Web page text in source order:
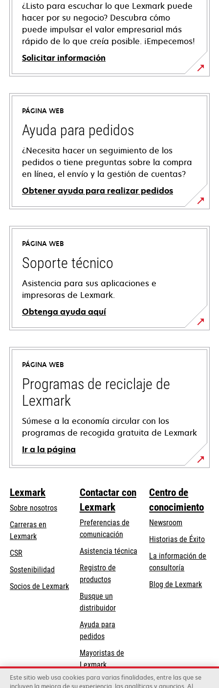
¿Listo para escuchar lo que Lexmark puede
hacer por su negocio? Descubra cómo
puede impulsar el valor empresarial más
rápido de lo que creía posible. ¡Empecemos!
Solicitar información
PÁGINA WEB
Ayuda para pedidos
¿Necesita hacer un seguimiento de los
pedidos o tiene preguntas sobre la compra
en línea, el envío y la gestión de cuentas?
Obtener ayuda para realizar pedidos
PÁGINA WEB
Soporte técnico
Asistencia para sus aplicaciones e
impresoras de Lexmark.
Obtenga ayuda aquí
se
abre
una
pestaña
nueva
PÁGINA WEB
Programas de reciclaje de
Lexmark
Súmese a la economía circular con los
programas de recogida gratuita de Lexmark
Ir a la página
Lexmark
Sobre nosotros
Carreras en
Lexmark
CSR
Sostenibilidad
Socios de Lexmark
Contactar con
Lexmark
Preferencias de
comunicación
se
abre
en
una
pestaña
nueva
Asistencia técnicase
abre
Registro de
productos
Busque un
distribuidor
Ayuda para
pedidos
Mayoristas de
Lexmark
Centro de
conocimiento
Newsroom
Historias de Éxito
La información de
consultoría
Blog de Lexmark
Este sitio web usa cookies para varias finalidades, entre las que se
incluyen la mejora de su experiencia, las analíticas y anuncios. Al